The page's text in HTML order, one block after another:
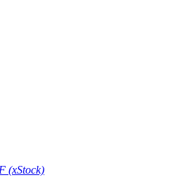
(xStock)